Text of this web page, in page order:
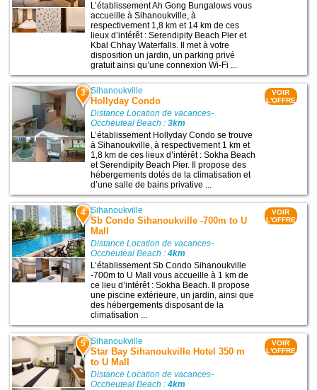
L’établissement Ah Gong Bungalows vous
accueille à Sihanoukville, à
respectivement 1,8 km et 14 km de ces
lieux d’intérêt : Serendipity Beach Pier et
Kbal Chhay Waterfalls. Il met à votre
disposition un jardin, un parking privé
gratuit ainsi qu’une connexion Wi-Fi ...
3 Sihanoukville
Hollyday Condo
Distance Location de vacances-
Occheuteal Beach :3km
L’établissement Hollyday Condo se trouve
à Sihanoukville, à respectivement 1 km et
1,8 km de ces lieux d’intérêt : Sokha Beach
et Serendipity Beach Pier. Il propose des
hébergements dotés de la climatisation et
d’une salle de bains privative ...
VOIR
L'OFFRE
4 Sihanoukville
Sb Condo Sihanoukville -700m to U
Mall
Distance Location de vacances-
Occheuteal Beach :4km
L’établissement Sb Condo Sihanoukville
-700m to U Mall vous accueille à 1 km de
ce lieu d’intérêt : Sokha Beach. Il propose
une piscine extérieure, un jardin, ainsi que
des hébergements disposant de la
climatisation ...
VOIR
L'OFFRE
5 Sihanoukville
Star Bay Sihanoukville Hotel 350 m
to U Mall
Distance Location de vacances-
Occheuteal Beach :4km
VOIR
L'OFFRE